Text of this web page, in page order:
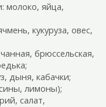
молоко, яйца,
кукуруза, овес,
брюссельская,
дыня, кабачки;
лимоны);
салат,